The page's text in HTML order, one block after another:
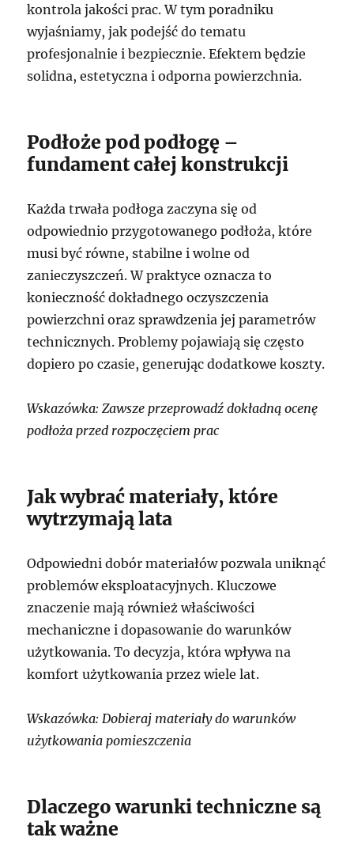
kontrola jakości prac. W tym poradniku
wyjaśniamy, jak podejść do tematu
profesjonalnie i bezpiecznie. Efektem będzie
solidna, estetyczna i odporna powierzchnia.
Podłoże pod podłogę –
fundament całej konstrukcji
Każda trwała podłoga zaczyna się od
odpowiednio przygotowanego podłoża, które
musi być równe, stabilne i wolne od
zanieczyszczeń. W praktyce oznacza to
konieczność dokładnego oczyszczenia
powierzchni oraz sprawdzenia jej parametrów
technicznych. Problemy pojawiają się często
dopiero po czasie, generując dodatkowe koszty.
Wskazówka: Zawsze przeprowadź dokładną ocenę
podłoża przed rozpoczęciem prac
Jak wybrać materiały, które
wytrzymają lata
Odpowiedni dobór materiałów pozwala uniknąć
problemów eksploatacyjnych. Kluczowe
znaczenie mają również właściwości
mechaniczne i dopasowanie do warunków
użytkowania. To decyzja, która wpływa na
komfort użytkowania przez wiele lat.
Wskazówka: Dobieraj materiały do warunków
użytkowania pomieszczenia
Dlaczego warunki techniczne są
tak ważne